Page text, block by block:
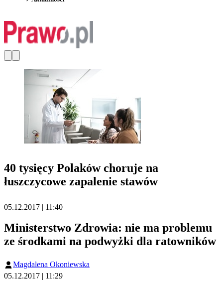
40 tysięcy Polaków choruje na
łuszczycowe zapalenie stawów
05.12.2017 | 11:40
Ministerstwo Zdrowia: nie ma problemu
ze środkami na podwyżki dla ratowników
Magdalena Okoniewska
05.12.2017 | 11:29